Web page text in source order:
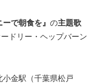
で朝食を』 の主題歌
ードリー・ヘップバーン
金駅（千葉県松戸